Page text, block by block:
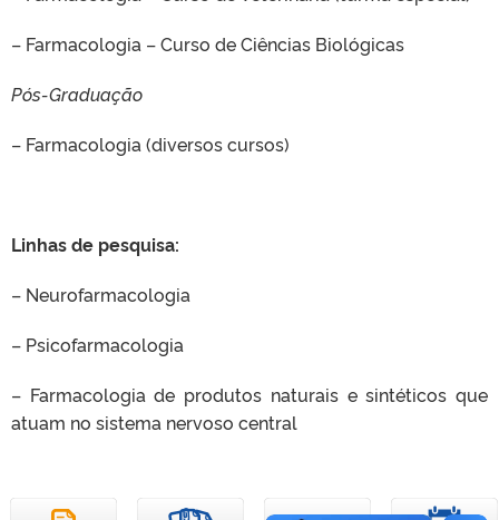
– Farmacologia – Curso de Ciências Biológicas
Pós-Graduação
– Farmacologia (diversos cursos)
Linhas de pesquisa:
– Neurofarmacologia
– Psicofarmacologia
– Farmacologia de produtos naturais e sintéticos que
atuam no sistema nervoso central